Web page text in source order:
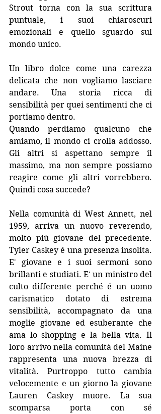
Strout torna con la sua scrittura
puntuale, i suoi chiaroscuri
emozionali e quello sguardo sul
mondo unico.
Un libro dolce come una carezza
delicata che non vogliamo lasciare
andare. Una storia ricca di
sensibilità per quei sentimenti che ci
portiamo dentro.
Quando perdiamo qualcuno che
amiamo, il mondo ci crolla addosso.
Gli altri si aspettano sempre il
massimo, ma non sempre possiamo
reagire come gli altri vorrebbero.
Quindi cosa succede?
Nella comunità di West Annett, nel
1959, arriva un nuovo reverendo,
molto più giovane del precedente.
Tyler Caskey é una presenza insolita.
E' giovane e i suoi sermoni sono
brillanti e studiati. E' un ministro del
culto differente perché é un uomo
carismatico dotato di estrema
sensibilità, accompagnato da una
moglie giovane ed esuberante che
ama lo shopping e la bella vita. Il
loro arrivo nella comunità del Maine
rappresenta una nuova brezza di
vitalità. Purtroppo tutto cambia
velocemente e un giorno la giovane
Lauren Caskey muore. La sua
scomparsa porta con sé